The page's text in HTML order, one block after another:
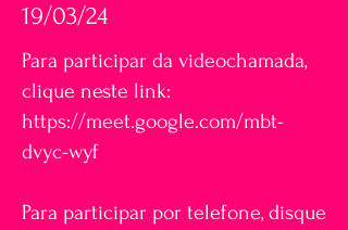
19/03/24
Para participar da videochamada,
clique neste link:
https://meet.google.com/mbt-
dvyc-wyf
Para participar por telefone, disque